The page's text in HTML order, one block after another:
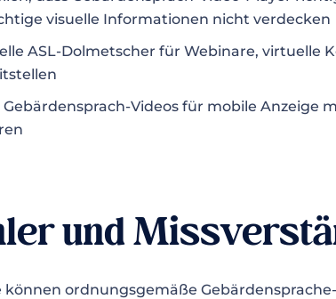
visuelle Informationen nicht verdecken
ASL-Dolmetscher für Webinare, virtuelle
Gebärdensprach-Videos für mobile Anzeige
und
können ordnungsgemäße